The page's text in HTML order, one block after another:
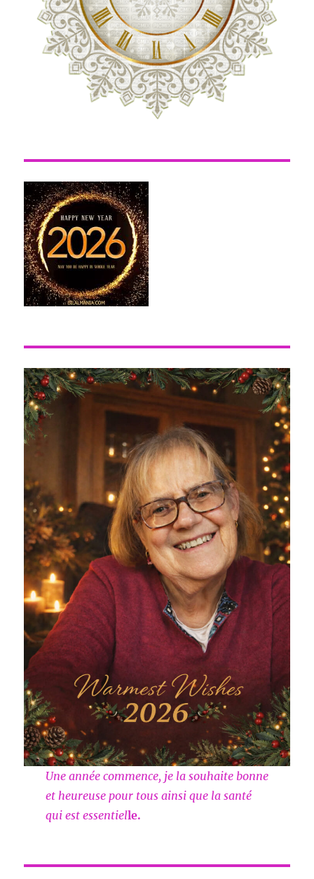
Une année commence, je la souhaite bonne
et heureuse pour tous ainsi que la santé
qui est essentielle.